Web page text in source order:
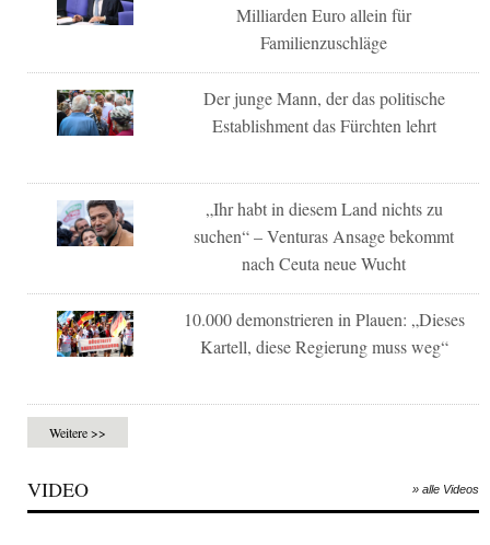
Milliarden Euro allein für
Familienzuschläge
Der junge Mann, der das politische
Establishment das Fürchten lehrt
„Ihr habt in diesem Land nichts zu
suchen“ – Venturas Ansage bekommt
nach Ceuta neue Wucht
10.000 demonstrieren in Plauen: „Dieses
Kartell, diese Regierung muss weg“
Weitere >>
VIDEO » alle Videos